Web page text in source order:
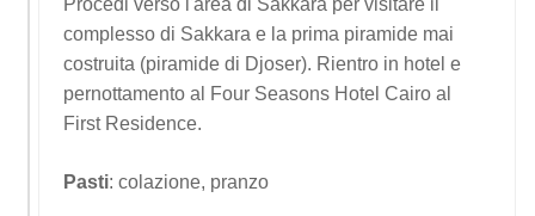
Procedi verso l'area di Sakkara per visitare il
complesso di Sakkara e la prima piramide mai
costruita (piramide di Djoser). Rientro in hotel e
pernottamento al Four Seasons Hotel Cairo al
First Residence.
Pasti: colazione, pranzo